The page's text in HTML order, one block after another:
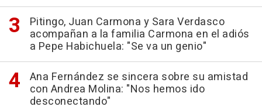
Pitingo, Juan Carmona y Sara Verdasco
acompañan a la familia Carmona en el adiós
a Pepe Habichuela: "Se va un genio"
Ana Fernández se sincera sobre su amistad
con Andrea Molina: "Nos hemos ido
desconectando"